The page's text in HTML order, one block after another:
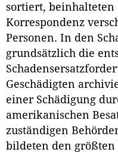
sortiert, beinhalteten
Korrespondenz
Personen. In den
grundsätzlich die
Geschädigten
einer Schädigung
amerikanischen
zuständigen
bildeten den größten